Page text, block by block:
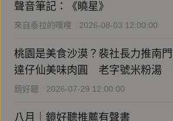
聲音筆記：《曉星》
來自泰拉的噗哩 2026-08-03 12:00:00
桃園是美食沙漠？裴社長力推南
達仔仙美味肉圓 老字號米粉湯
鏡好聽 2026-07-29 12:00:00
八月｜鏡好聽推薦有聲書